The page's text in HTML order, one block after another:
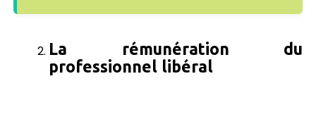
La rémunération du
professionnel libéral